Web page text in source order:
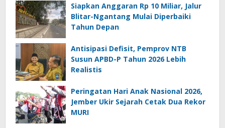
Siapkan Anggaran Rp 10 Miliar, Jalur
Blitar-Ngantang Mulai Diperbaiki
Tahun Depan
Antisipasi Defisit, Pemprov NTB
Susun APBD-P Tahun 2026 Lebih
Realistis
Peringatan Hari Anak Nasional 2026,
Jember Ukir Sejarah Cetak Dua Rekor
MURI